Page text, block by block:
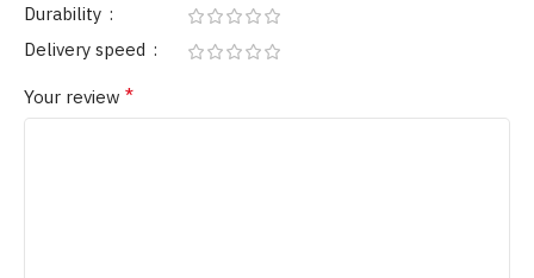
Durability
Delivery speed
Your review *